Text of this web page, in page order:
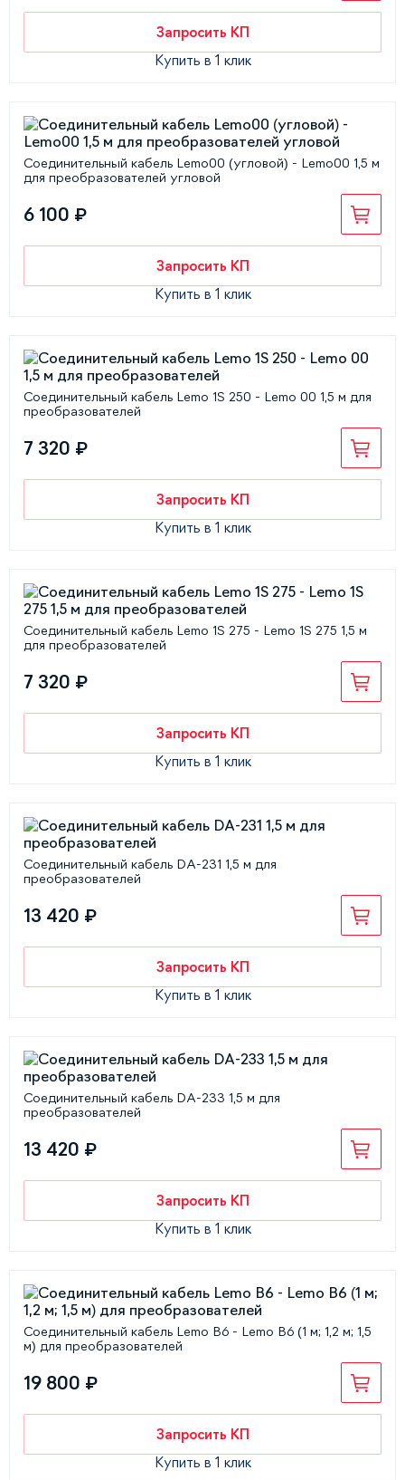
Запросить КП
Купить в 1 клик
Соединительный кабель Lemo00 (угловой) - Lemo00 1,5 м
для преобразователей угловой
6 100 ₽
Запросить КП
Купить в 1 клик
Соединительный кабель Lemo 1S 250 - Lemo 00 1,5 м для
преобразователей
7 320 ₽
Запросить КП
Купить в 1 клик
Соединительный кабель Lemo 1S 275 - Lemo 1S 275 1,5 м
для преобразователей
7 320 ₽
Запросить КП
Купить в 1 клик
Соединительный кабель DA-231 1,5 м для
преобразователей
13 420 ₽
Запросить КП
Купить в 1 клик
Соединительный кабель DA-233 1,5 м для
преобразователей
13 420 ₽
Запросить КП
Купить в 1 клик
Соединительный кабель Lemo B6 - Lemo B6 (1 м; 1,2 м; 1,5
м) для преобразователей
19 800 ₽
Запросить КП
Купить в 1 клик